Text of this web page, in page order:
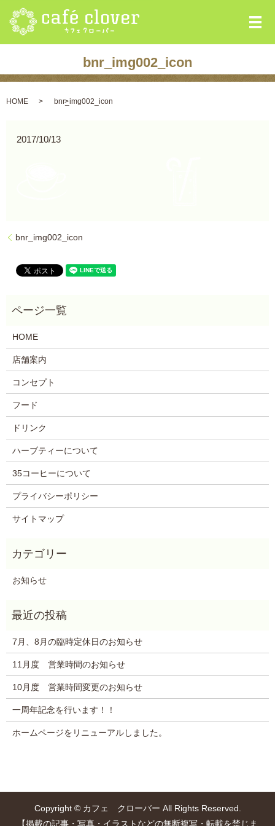
メ
bnr_img002_icon
HOME bnr_img002_icon
2017/10/13
bnr_img002_icon
HOME
店舗案内
コンセプト
フード
ドリンク
ハーブティーについて
35コーヒーについて
プライバシーポリシー
サイトマップ
お知らせ
7月、8月の臨時定休日のお知らせ
11月度 営業時間のお知らせ
10月度 営業時間変更のお知らせ
一周年記念を行います！！
ホームページをリニューアルしました。
Copyright © カフェ クローバー All Rights Reserved.
【掲載の記事・写真・イラストなどの無断複写・転載を禁じま